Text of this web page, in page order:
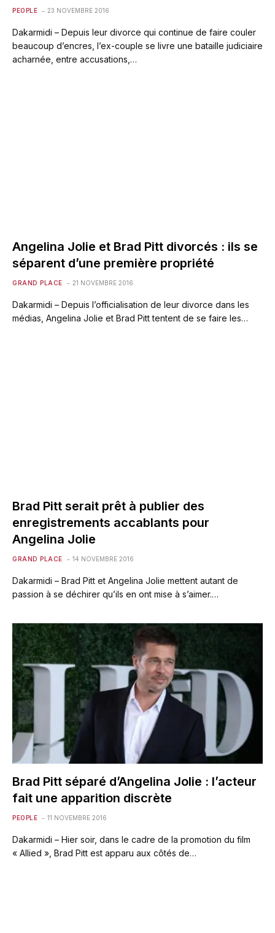
PEOPLE 23 NOVEMBRE 2016
Dakarmidi – Depuis leur divorce qui continue de faire couler
beaucoup d’encres, l’ex-couple se livre une bataille judiciaire
acharnée, entre accusations,…
Angelina Jolie et Brad Pitt divorcés : ils se
séparent d’une première propriété
GRAND PLACE 21 NOVEMBRE 2016
Dakarmidi – Depuis l’officialisation de leur divorce dans les
médias, Angelina Jolie et Brad Pitt tentent de se faire les…
Brad Pitt serait prêt à publier des
enregistrements accablants pour
Angelina Jolie
GRAND PLACE 14 NOVEMBRE 2016
Dakarmidi – Brad Pitt et Angelina Jolie mettent autant de
passion à se déchirer qu’ils en ont mise à s’aimer.…
Brad Pitt séparé d’Angelina Jolie : l’acteur
fait une apparition discrète
PEOPLE 11 NOVEMBRE 2016
Dakarmidi – Hier soir, dans le cadre de la promotion du film
« Allied », Brad Pitt est apparu aux côtés de…